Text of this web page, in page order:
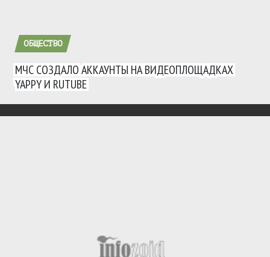
ОБЩЕСТВО
МЧС СОЗДАЛО АККАУНТЫ НА ВИДЕОПЛОЩАДКАХ
YAPPY И RUTUBE